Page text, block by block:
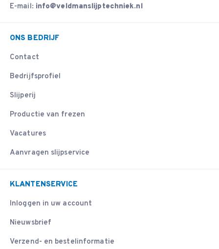
E-mail: info@veldmanslijptechniek.nl
ONS BEDRIJF
Contact
Bedrijfsprofiel
Slijperij
Productie van frezen
Vacatures
Aanvragen slijpservice
KLANTENSERVICE
Inloggen in uw account
Nieuwsbrief
Verzend- en bestelinformatie